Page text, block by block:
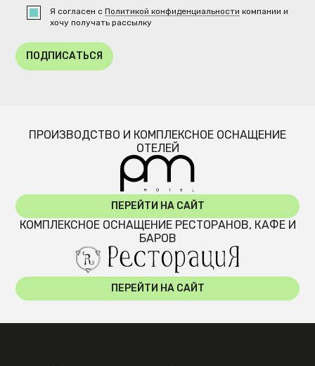
Я согласен сПолитикой конфиденциальности компании и
хочу получать рассылку
ПОДПИСАТЬСЯ
ПРОИЗВОДСТВО И КОМПЛЕКСНОЕ ОСНАЩЕНИЕ
ОТЕЛЕЙ
ПЕРЕЙТИ НА САЙТ
КОМПЛЕКСНОЕ ОСНАЩЕНИЕ РЕСТОРАНОВ, КАФЕ И
БАРОВ
ПЕРЕЙТИ НА САЙТ